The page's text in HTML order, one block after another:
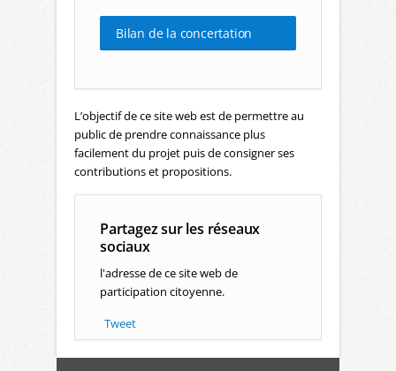
Bilan de la concertation
L’objectif de ce site web est de permettre au
public de prendre connaissance plus
facilement du projet puis de consigner ses
contributions et propositions.
Partagez sur les réseaux
sociaux
l'adresse de ce site web de
participation citoyenne.
Tweet